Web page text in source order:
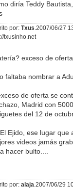
diría Teddy
por: Txus .2007/06/27
txusinho.net
exceso de
faltaba nombrar a
de oferta se
Madrid con
del 12 de
Ejido, ese lugar
videos jamás
hacer bulto....
por: alaja .2007/06/29